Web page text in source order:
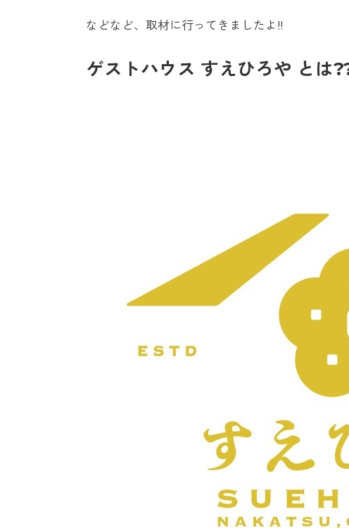
などなど、取材に行ってきましたよ!!
ゲストハウス すえひろや とは